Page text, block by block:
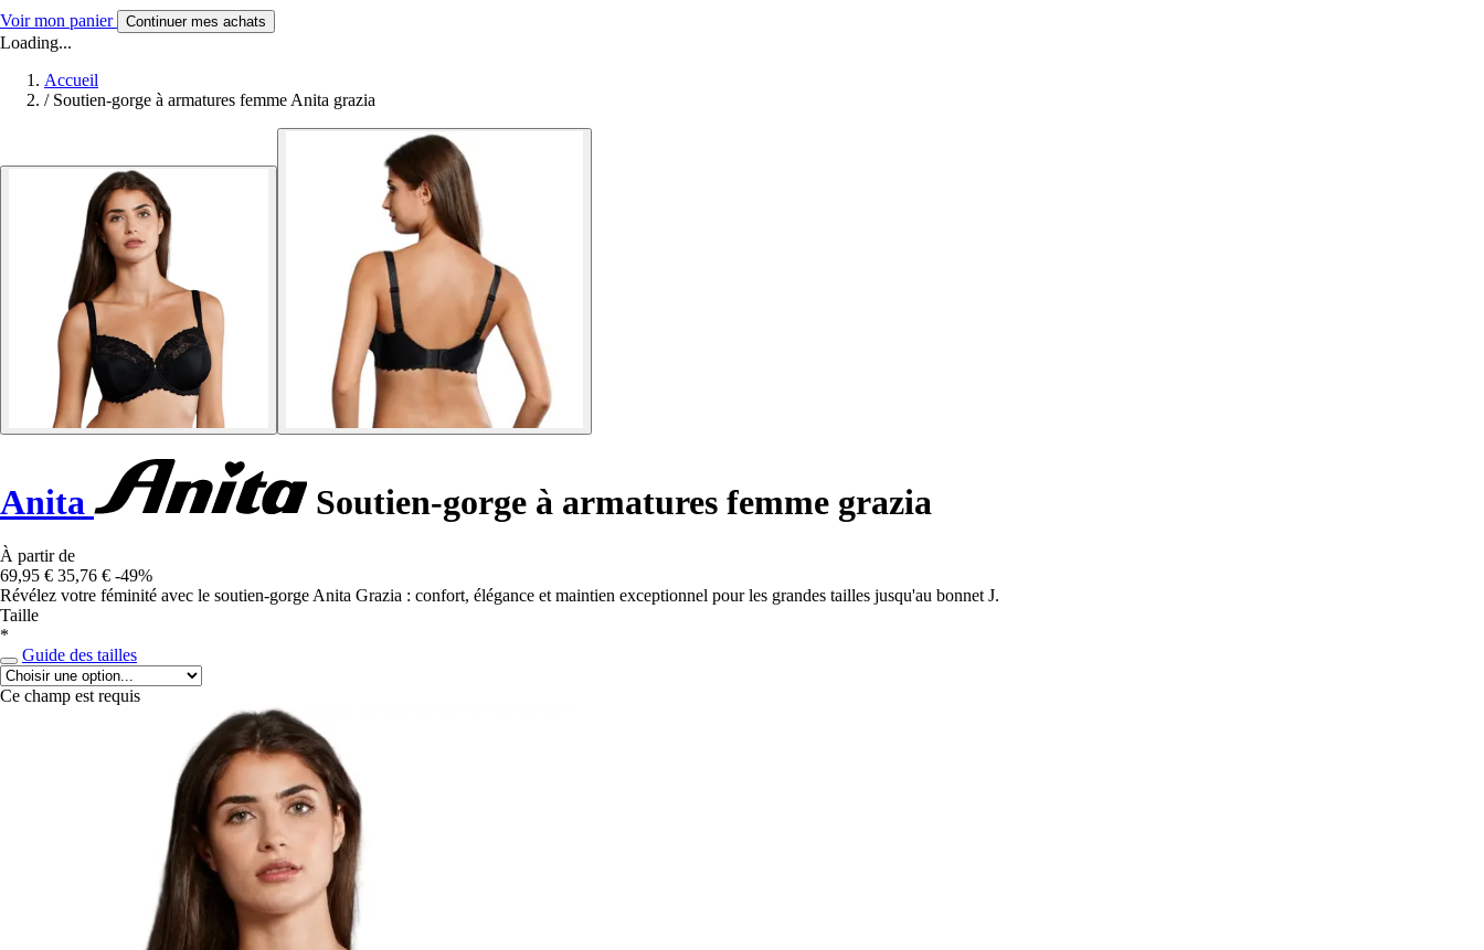
Voir mon panier Continuer mes achats
Loading...
Accueil
/ Soutien-gorge à armatures femme Anita grazia
Anita Soutien-gorge à armatures femme grazia
À partir de
69,95 € 35,76 € -49%
Révélez votre féminité avec le soutien-gorge Anita Grazia : confort, élégance et maintien exceptionnel pour les grandes tailles jusqu'au bonnet J.
Taille
*
Guide des tailles
Ce champ est requis